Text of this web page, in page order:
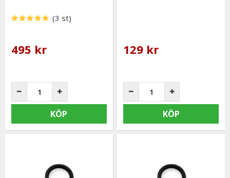
(3 st)
495 kr
KÖP
129 kr
KÖP